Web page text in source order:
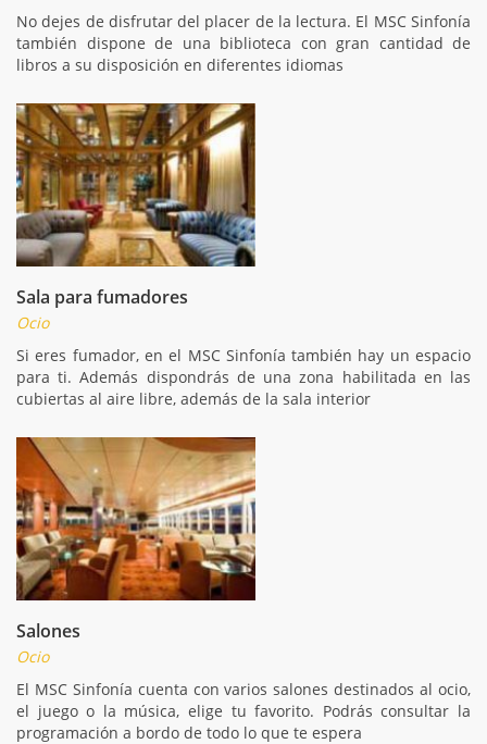
No dejes de disfrutar del placer de la lectura. El MSC Sinfonía
también dispone de una biblioteca con gran cantidad de
libros a su disposición en diferentes idiomas
Sala para fumadores
Ocio
Si eres fumador, en el MSC Sinfonía también hay un espacio
para ti. Además dispondrás de una zona habilitada en las
cubiertas al aire libre, además de la sala interior
Salones
Ocio
El MSC Sinfonía cuenta con varios salones destinados al ocio,
el juego o la música, elige tu favorito. Podrás consultar la
programación a bordo de todo lo que te espera